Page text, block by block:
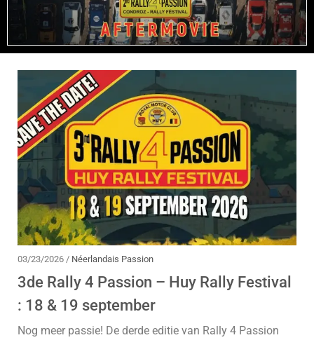
03/23/2026 / Néerlandais Passion
3de Rally 4 Passion – Huy Rally Festival
: 18 & 19 september
Nog meer passie! De derde editie van Rally 4 Passion